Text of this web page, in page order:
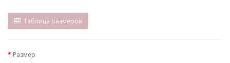
Таблица размеров
Размер